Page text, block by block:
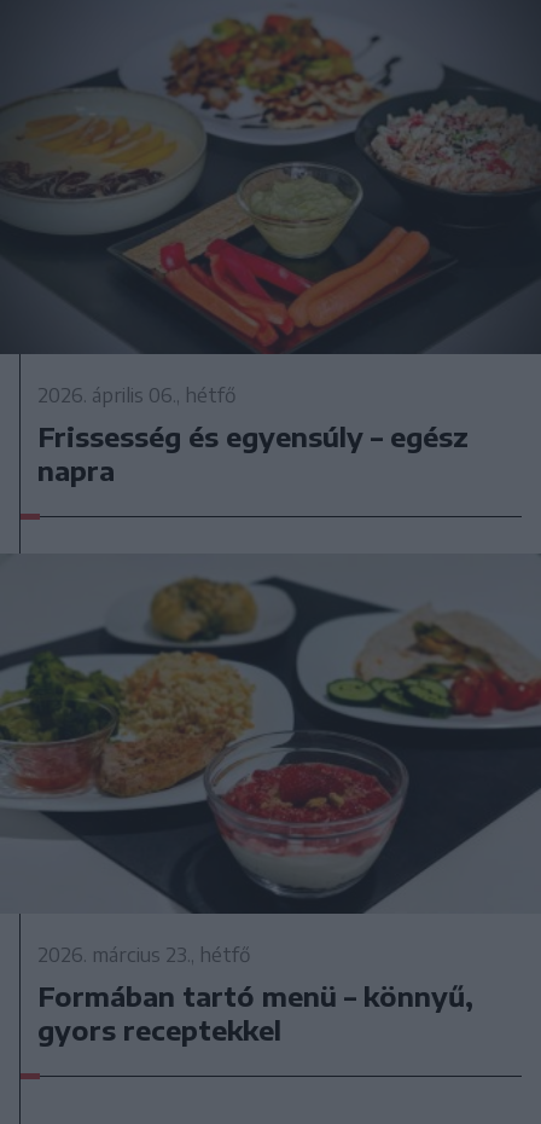
2026. április 06., hétfő
Frissesség és egyensúly – egész
napra
2026. március 23., hétfő
Formában tartó menü – könnyű,
gyors receptekkel